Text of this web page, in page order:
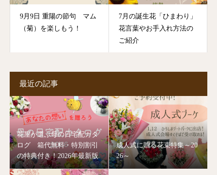
9月9日 重陽の節句 マム
（菊）を楽しもう！
7月の誕生花「ひまわり」
花言葉やお手入れ方法の
ご紹介
最近の記事
花屋が選ぶ母の日宅配カタ
ログ 箱代無料・特別割引
の特典付き！2026年最新版
成人式に贈る花束特集～20
26～